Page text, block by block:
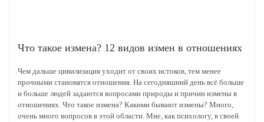
Что такое измена? 12 видов измен в отношениях
Чем дальше цивилизация уходит от своих истоков, тем менее
прочными становятся отношения. На сегодняшний день всё больше
и больше людей задаются вопросами природы и причин измены в
отношениях. Что такое измена? Какими бывают измены? Много,
очень много вопросов в этой области. Мне, как психологу, в своей